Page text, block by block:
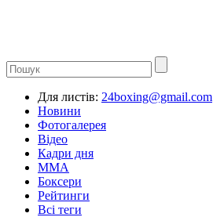
Для листів: 24boxing@gmail.com
Новини
Фотогалерея
Відео
Кадри дня
ММА
Боксери
Рейтинги
Всі теги